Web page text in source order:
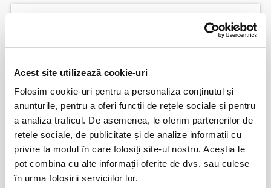
Acest site utilizează cookie-uri
Folosim cookie-uri pentru a personaliza conținutul și
anunțurile, pentru a oferi funcții de rețele sociale și pentru
a analiza traficul. De asemenea, le oferim partenerilor de
rețele sociale, de publicitate și de analize informații cu
privire la modul în care folosiți site-ul nostru. Aceștia le
pot combina cu alte informații oferite de dvs. sau culese
în urma folosirii serviciilor lor.
iun
Abonamente Farul Constanta
Ovidiu
BILETE
05
iun
Abonamente FC Botosani